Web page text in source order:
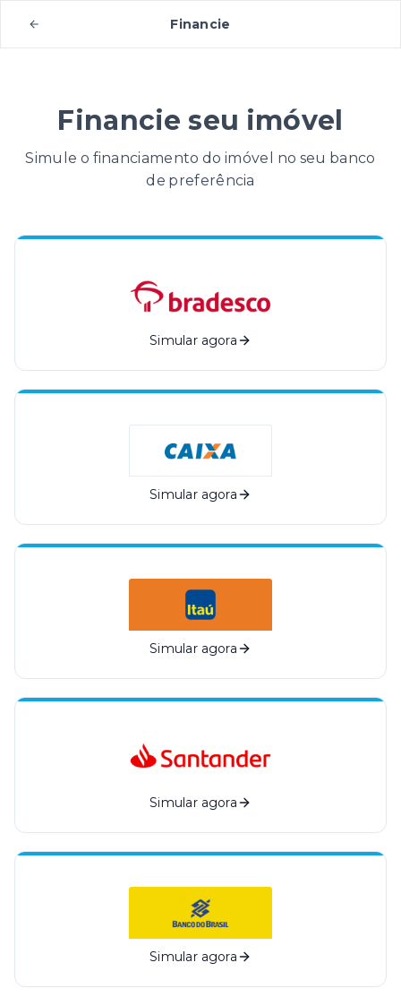
Financie
Financie seu imóvel
Simule o financiamento do imóvel no seu banco
de preferência
Simular agora
Simular agora
Simular agora
Simular agora
Simular agora